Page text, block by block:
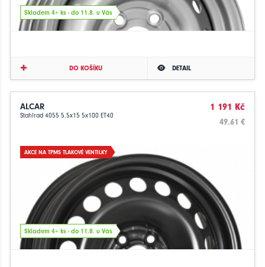
Skladem 4+ ks - do 11.8. u Vás
DO KOŠÍKU DETAIL
ALCAR
Stahlrad 4055 5.5x15 5x100 ET40
1 191 Kč
49.61 €
AKCE NA TPMS TLAKOVÉ VENTILKY
Skladem 4+ ks - do 11.8. u Vás